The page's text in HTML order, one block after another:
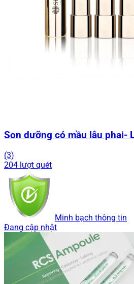
Son dưỡng có mầu lâu phai-
(3)
204 lượt quét
Minh bạch thông tin
Đang cập nhật